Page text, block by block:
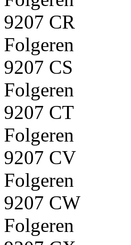
9207 CR
Folgeren
9207 CS
Folgeren
9207 CT
Folgeren
9207 CV
Folgeren
9207 CW
Folgeren